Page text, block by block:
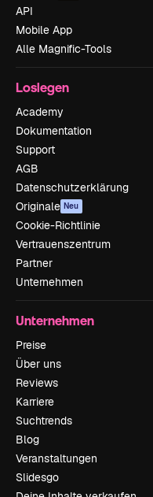
API
Mobile App
Alle Magnific-Tools
Loslegen
Academy
Dokumentation
Support
AGB
Datenschutzerklärung
Originale Neu
Cookie-Richtlinie
Vertrauenszentrum
Partner
Unternehmen
Unternehmen
Preise
Über uns
Reviews
Karriere
Suchtrends
Blog
Veranstaltungen
Slidesgo